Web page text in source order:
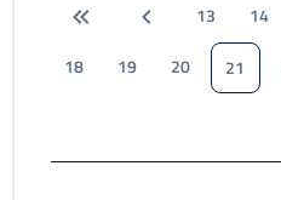
13 14
18
19 20 21